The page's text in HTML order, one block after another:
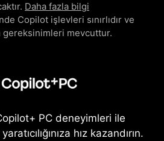
Daha fazla bilgi
Copilot işlevleri sınırlıdır ve
mevcuttur.
PC deneyimleri ile
hız kazandırın.